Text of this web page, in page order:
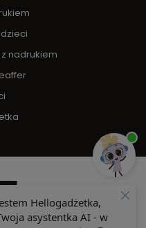
nadrukiem